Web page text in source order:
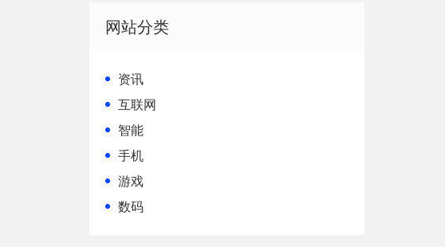
网站分类
资讯
互联网
智能
手机
游戏
数码